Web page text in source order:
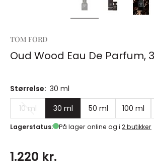
TOM FORD
Oud Wood Eau De Parfum,
Størrelse: 30 ml
10 ml
30 ml 50 ml 100 ml
Lagerstatus: På lager online og i 2 butikker
1.220 kr.